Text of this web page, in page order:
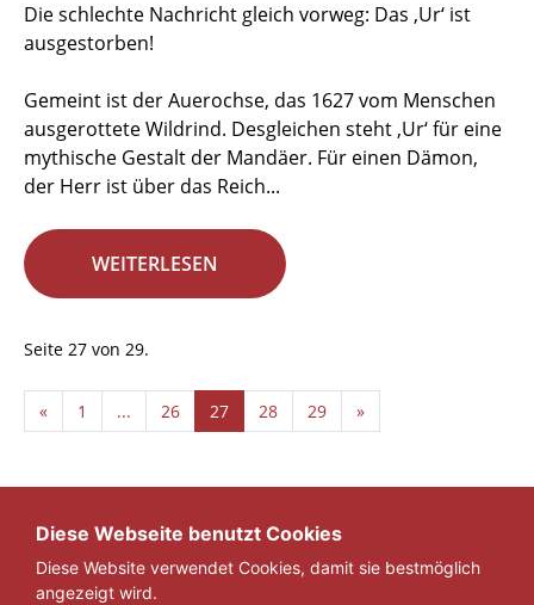
Die schlechte Nachricht gleich vorweg: Das ‚Ur‘ ist
ausgestorben!
Gemeint ist der Auerochse, das 1627 vom Menschen
ausgerottete Wildrind. Desgleichen steht ‚Ur‘ für eine
mythische Gestalt der Mandäer. Für einen Dämon,
der Herr ist über das Reich...
WEITERLESEN
Seite 27 von 29.
« 1 ... 26 27 28 29 »
Diese Webseite benutzt Cookies
Diese Website verwendet Cookies, damit sie bestmöglich
angezeigt wird.